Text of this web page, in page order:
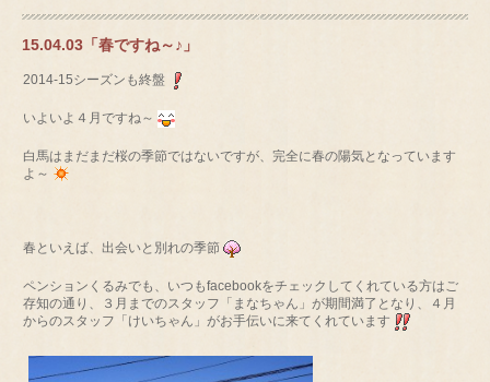
15.04.03「春ですね～♪」
2014-15シーズンも終盤
いよいよ４月ですね～
白馬はまだまだ桜の季節ではないですが、完全に春の陽気となっています
よ～
春といえば、出会いと別れの季節
ペンションくるみでも、いつもfacebookをチェックしてくれている方はご
存知の通り、３月までのスタッフ「まなちゃん」が期間満了となり、４月
からのスタッフ「けいちゃん」がお手伝いに来てくれています